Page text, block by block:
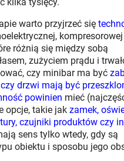
warto przyjrzeć się
różnią się między sobą
zużyciem prądu i
czy minibar ma być
drzwi mają być
powinien mieć
opcje, takie jak zamek,
czujniki produktów czy
sens tylko wtedy, gdy są
obiektu i sposobu jego